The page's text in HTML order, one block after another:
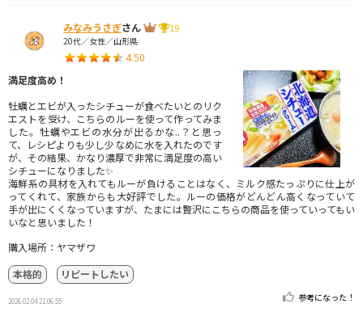
みなみうさぎさん
19
20代／女性／山形県
4.50
満足度高め！
牡蠣とエビが入ったシチューが食べたいとのリク
エストを受け、こちらのルーを使って作ってみま
した。牡蠣やエビの水分が出るかな..？と思っ
て、レシピよりも少し少なめに水を入れたのです
が、その結果、かなり濃厚で非常に満足度の高い
シチューになりました✨
海鮮系の具材を入れてもルーが負けることはなく、ミルク感たっぷりに仕上が
ってくれて、家族からも大好評でした。ルーの価格がどんどん高くなっていて
手が出にくくなっていますが、たまには贅沢にこちらの商品を使っていってもい
いなと思いました！
購入場所：ヤマザワ
本格的
リピートしたい
2026.02.04 21:06:55 参考になった！